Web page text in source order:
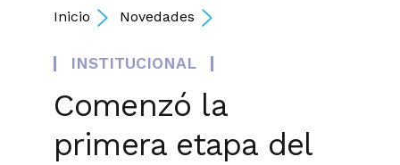
Inicio Novedades
INSTITUCIONAL
Comenzó la
primera etapa del